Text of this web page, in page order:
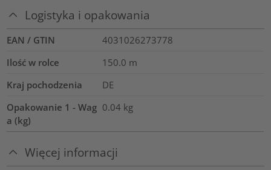
Logistyka i opakowania
EAN / GTIN
4031026273778
Ilość w rolce
150.0 m
Kraj pochodzenia
DE
Opakowanie 1 - Wag
a (kg)
0.04 kg
Więcej informacji